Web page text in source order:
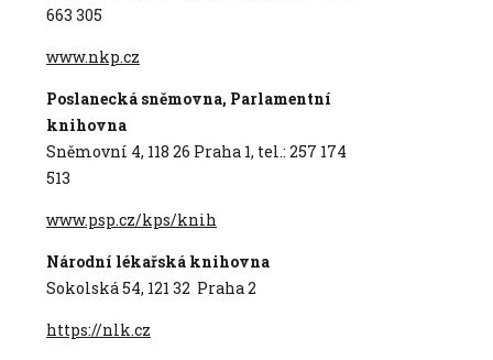
663 305
www.nkp.cz
Poslanecká sněmovna, Parlamentní
knihovna
Sněmovní 4, 118 26 Praha 1, tel.: 257 174
513
www.psp.cz/kps/knih
Národní lékařská knihovna
Sokolská 54, 121 32 Praha 2
https://nlk.cz